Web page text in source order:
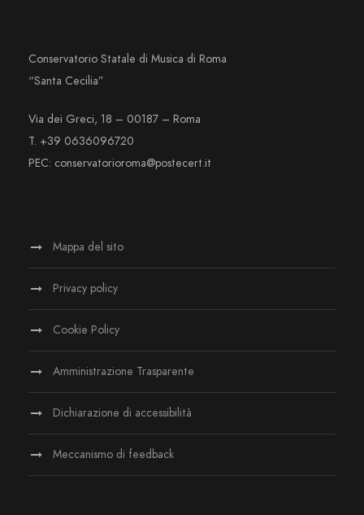
Conservatorio Statale di Musica di Roma
“Santa Cecilia”
Via dei Greci, 18 – 00187 – Roma
T. +39 0636096720
PEC: conservatorioroma@postecert.it
Mappa del sito
Privacy policy
Cookie Policy
Amministrazione Trasparente
Dichiarazione di accessibilità
Meccanismo di feedback